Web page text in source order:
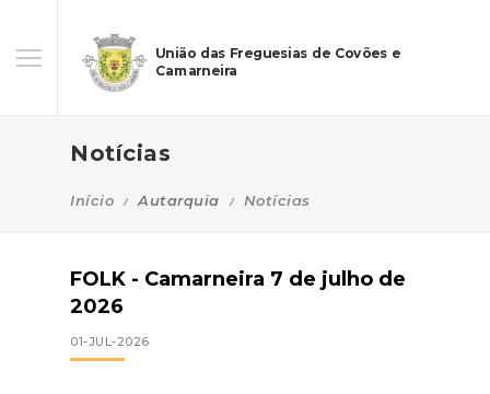
União das Freguesias de Covões e
Camarneira
Notícias
Início Autarquia Notícias
FOLK - Camarneira 7 de julho de
2026
01-JUL-2026